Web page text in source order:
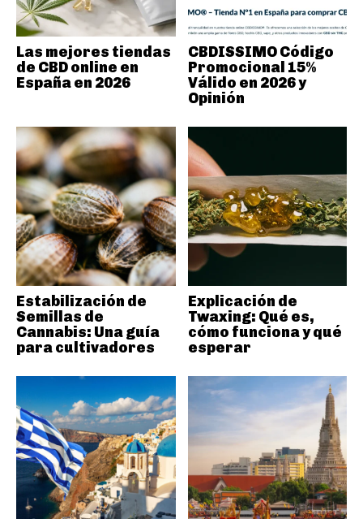
Las mejores tiendas
de CBD online en
España en 2026
CBDISSIMO Código
Promocional 15%
Válido en 2026 y
Opinión
Estabilización de
Semillas de
Cannabis: Una guía
para cultivadores
Explicación de
Twaxing: Qué es,
cómo funciona y qué
esperar